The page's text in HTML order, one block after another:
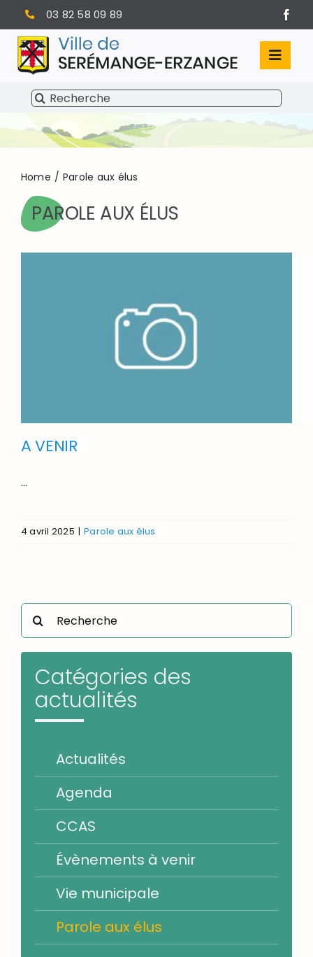
Passer
au
contenu
03 82 58 09 89
SÉRÉMANGE-ERZANGE
VIE MUNICIPALE
VIVRE À SERÉMANGE-ERZANGE
INFOS PRATIQUES
Rechercher:
Home Parole aux élus
PAROLE AUX ÉLUS
A VENIR
...
4 avril 2025 | Parole aux élus
Rechercher:
Catégories des
actualités
Actualités
Agenda
CCAS
Évènements à venir
Vie municipale
Parole aux élus